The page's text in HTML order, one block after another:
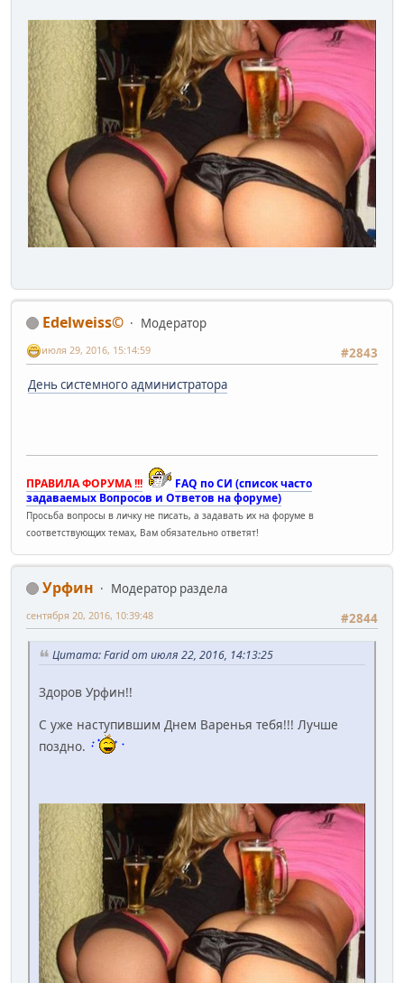
Edelweiss©
Модератор
#2843
июля 29, 2016, 15:14:59
День системного администратора
ПРАВИЛА ФОРУМА !!!
FAQ по СИ (список часто
задаваемых Вопросов и Ответов на форуме)
Просьба вопросы в личку не писать, а задавать их на форуме в
соответствующих темах, Вам обязательно ответят!
Урфин
Модератор раздела
#2844
сентября 20, 2016, 10:39:48
Цитата: Farid от июля 22, 2016, 14:13:25
Здоров Урфин!!
С уже наступившим Днем Варенья тебя!!! Лучше
поздно.